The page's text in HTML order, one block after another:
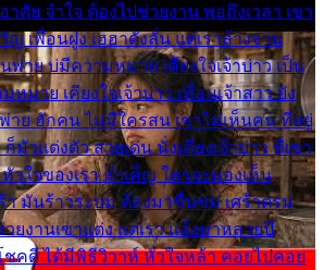
ศัย จำใจ ต้องไปช่วยงาน พอถึงเวลา เขา
เพื่อนฝูง เฮฮาดังลั่น แต่เราล้างจาน
พ่าย บ่มีความหมาย เคียงใจเจ้าบ่าว เป็น
มาย เคียงใจเจ้าบ่าว เพื่อนเจ้าสาว ยัง
าย ฮักคน ไม่มีใครสน เขาไม่เห็นคน ที่อยู่
ก็มัวแต่งตัว สวยเด่น นั่งเคียงเจ้าบ่าว ที่เขา
หัวใจของเรา ลำเค็ญ ใครจะมองเห็น
า มันร้าวระบม ต้องมาขื่นขม เศร้าตรม
ยงานเขาแต่ง แต่เรา แล้งมาหลายปี
ชคดี ได้มีพิธีวิวาห์ หัวใจหล้า คอยไปคอย